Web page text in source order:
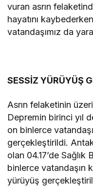
vuran asrın
hayatını
vatandaşımız da
SESSİZ YÜRÜYÜŞ
Asrın felaketinin
Depremin birinci yıl
on binlerce
gerçekleştirildi.
olan 04.17’de Sağlık
binlerce vatandaşın
yürüyüş